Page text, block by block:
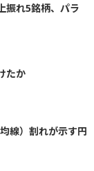
振れ5銘柄、パラ
たか
線）割れが示す円